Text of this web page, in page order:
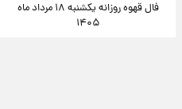
فال قهوه روزانه یکشنبه ۱۸ مرداد ماه
۱۴۰۵